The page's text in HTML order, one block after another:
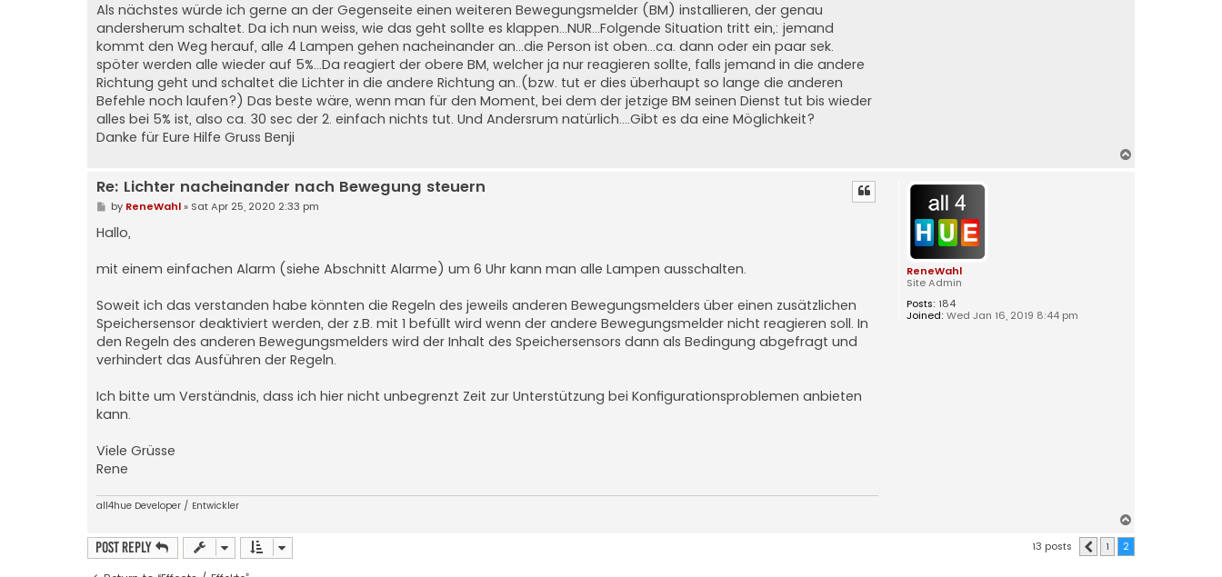
Als nächstes würde ich gerne an der Gegenseite einen weiteren Bewegungsmelder (BM) installieren, der genau
andersherum schaltet. Da ich nun weiss, wie das geht sollte es klappen...NUR...Folgende Situation tritt ein,: jemand
kommt den Weg herauf, alle 4 Lampen gehen nacheinander an...die Person ist oben...ca. dann oder ein paar sek.
spöter werden alle wieder auf 5%...Da reagiert der obere BM, welcher ja nur reagieren sollte, falls jemand in die andere
Richtung geht und schaltet die Lichter in die andere Richtung an..(bzw. tut er dies überhaupt so lange die anderen
Befehle noch laufen?) Das beste wäre, wenn man für den Moment, bei dem der jetzige BM seinen Dienst tut bis wieder
alles bei 5% ist, also ca. 30 sec der 2. einfach nichts tut. Und Andersrum natürlich....Gibt es da eine Möglichkeit?
Danke für Eure Hilfe Gruss Benji
ReneWahl
Site Admin
Posts: 184
Joined: Wed Jan 16, 2019 8:44 pm
Re: Lichter nacheinander nach Bewegung steuern
P
s
t
by ReneWahl» Sat Apr 25, 2020 2:33 pm
Hallo,
mit einem einfachen Alarm (siehe Abschnitt Alarme) um 6 Uhr kann man alle Lampen ausschalten.
Soweit ich das verstanden habe könnten die Regeln des jeweils anderen Bewegungsmelders über einen zusätzlichen
Speichersensor deaktiviert werden, der z.B. mit 1 befüllt wird wenn der andere Bewegungsmelder nicht reagieren soll. In
den Regeln des anderen Bewegungsmelders wird der Inhalt des Speichersensors dann als Bedingung abgefragt und
verhindert das Ausführen der Regeln.
Ich bitte um Verständnis, dass ich hier nicht unbegrenzt Zeit zur Unterstützung bei Konfigurationsproblemen anbieten
kann.
Viele Grüsse
Rene
all4hue Developer / Entwickler
o
p
Post Reply 13 posts Previous
1 2